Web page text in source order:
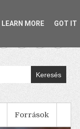
Keresés
Források
LEARN MORE GOT IT